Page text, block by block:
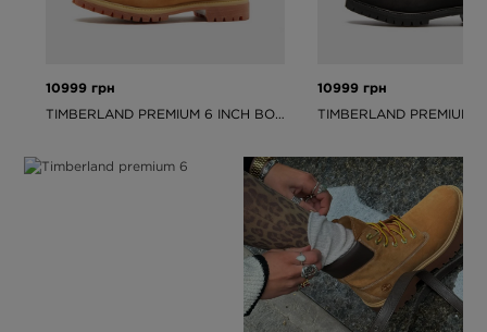
10999 грн
TIMBERLAND PREMIUM 6 INCH BOOT
10999 грн